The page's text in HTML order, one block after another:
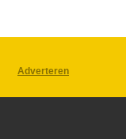
Adverteren